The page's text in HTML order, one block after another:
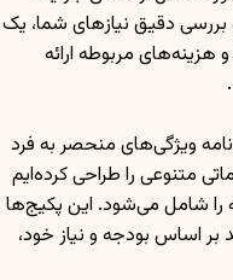
بررسی دقیق نیازهای شما، یک
مربوطه ارائه
ویژگی‌های منحصر به فرد
متنوعی را طراحی کرده‌ایم
را شامل می‌شود. این پکیج‌ها
بر اساس بودجه و نیاز خود،